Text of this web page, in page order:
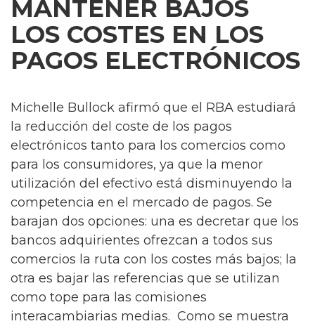
MANTENER BAJOS
LOS COSTES EN LOS
PAGOS ELECTRÓNICOS
Michelle Bullock afirmó que el RBA estudiará
la reducción del coste de los pagos
electrónicos tanto para los comercios como
para los consumidores, ya que la menor
utilización del efectivo está disminuyendo la
competencia en el mercado de pagos. Se
barajan dos opciones: una es decretar que los
bancos adquirientes ofrezcan a todos sus
comercios la ruta con los costes más bajos; la
otra es bajar las referencias que se utilizan
como tope para las comisiones
interacambiarias medias. Como se muestra